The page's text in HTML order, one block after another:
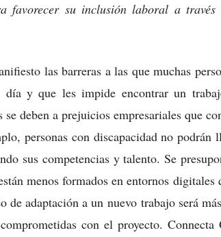
favorecer su inclusión laboral a través
las barreras a las que muchas
día y que les impide encontrar un
deben a prejuicios empresariales que
personas con discapacidad no podrán
sus competencias y talento. Se
menos formados en entornos digitales
de adaptación a un nuevo trabajo será
con el proyecto. Connecta